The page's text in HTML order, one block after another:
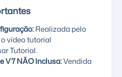
Realizada pelo
vídeo tutorial
Tutorial.
V7 NÃO Inclusa:Vendida